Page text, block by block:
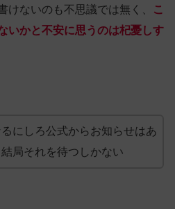
けないのも不思議では無く、
こ
いかと不安に思うのは杞憂しす
にしろ公式からお知らせはあ
局それを待つしかない